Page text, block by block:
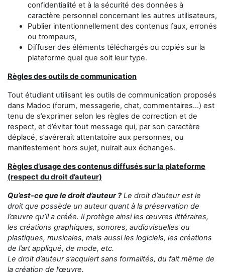
confidentialité et à la sécurité des données à
caractère personnel concernant les autres utilisateurs,
Publier intentionnellement des contenus faux, erronés
ou trompeurs,
Diffuser des éléments téléchargés ou copiés sur la
plateforme quel que soit leur type.
Règles des outils de communication
Tout étudiant utilisant les outils de communication proposés
dans Madoc (forum, messagerie, chat, commentaires...) est
tenu de s’exprimer selon les règles de correction et de
respect, et d’éviter tout message qui, par son caractère
déplacé, s’avérerait attentatoire aux personnes, ou
manifestement hors sujet, nuirait aux échanges.
Règles d’usage des contenus diffusés sur la plateforme
(respect du droit d’auteur)
Qu’est-ce que le droit d’auteur ?Le droit d’auteur est le
droit que possède un auteur quant à la préservation de
l’œuvre qu’il a créée. Il protège ainsi les œuvres littéraires,
les créations graphiques, sonores, audiovisuelles ou
plastiques, musicales, mais aussi les logiciels, les créations
de l’art appliqué, de mode, etc.
Le droit d’auteur s’acquiert sans formalités, du fait même de
la création de l’œuvre.